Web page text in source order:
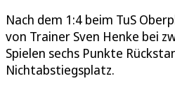
Nach dem 1:4 beim TuS
von Trainer Sven Henke bei
Spielen sechs Punkte
Nichtabstiegsplatz.